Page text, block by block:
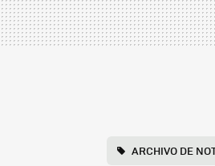
ARCHIVO DE